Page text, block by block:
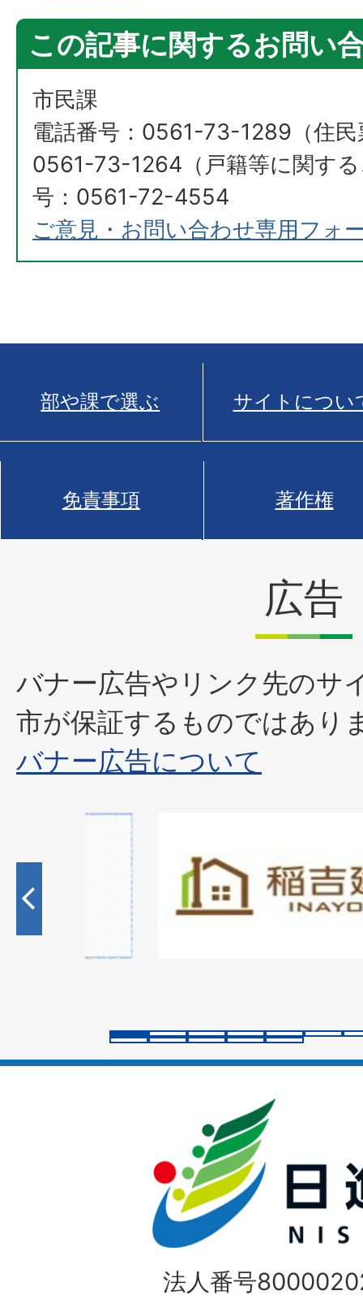
この記事に関するお問い
市民課
電話番号：0561-73-1289（住
0561-73-1264（戸籍等に関す
号：0561-72-4554
ご意見・お問い合わせ専用フォ
部や課で選ぶ サイトについ
免責事項 著作権
広告
バナー広告やリンク先のサ
市が保証するものではあり
バナー広告について
の
イ
法人番号